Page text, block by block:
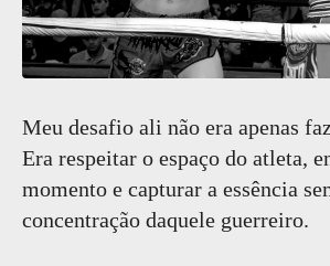
Meu desafio ali não era apenas
Era respeitar o espaço do atleta,
momento e capturar a essência
concentração daquele guerreiro.